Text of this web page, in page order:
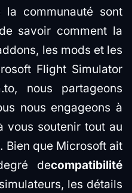
la communauté sont
savoir comment la
les mods et les
Flight Simulator
nous partageons
nous engageons à
vous soutenir tout au
Bien que Microsoft ait
decompatibilité
les détails